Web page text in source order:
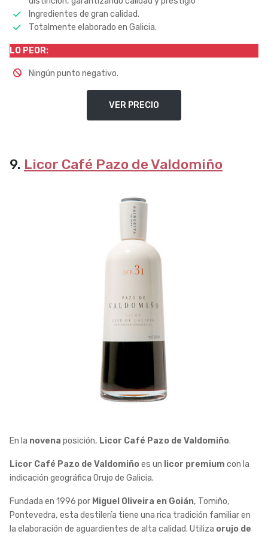
Ingredientes de gran calidad.
Totalmente elaborado en Galicia.
LO PEOR:
Ningún punto negativo.
VER PRECIO
9. Licor Café Pazo de Valdomiño
En la novena posición, Licor Café Pazo de Valdomiño.
Licor Café Pazo de Valdomiñoes un licor premium con la
indicación geográfica Orujo de Galicia.
Fundada en 1996 por Miguel Oliveira en Goián, Tomiño,
Pontevedra, esta destilería tiene una rica tradición familiar en
la elaboración de aguardientes de alta calidad. Utiliza orujo de